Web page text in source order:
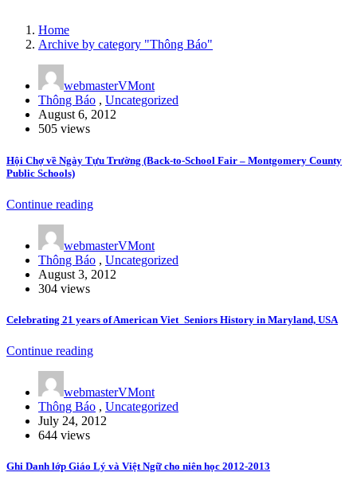
Home
Archive by category "Thông Báo"
webmasterVMont
Thông Báo , Uncategorized
August 6, 2012
505 views
Hội Chợ về Ngày Tựu Trường (Back-to-School Fair – Montgomery County
Public Schools)
Continue reading
webmasterVMont
Thông Báo , Uncategorized
August 3, 2012
304 views
Celebrating 21 years of American Viet_Seniors History in Maryland, USA
Continue reading
webmasterVMont
Thông Báo , Uncategorized
July 24, 2012
644 views
Ghi Danh lớp Giáo Lý và Việt Ngữ cho niên học 2012-2013